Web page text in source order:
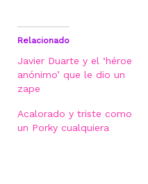
Relacionado
Javier Duarte y el ‘héroe
anónimo’ que le dio un
zape
Acalorado y triste como
un Porky cualquiera